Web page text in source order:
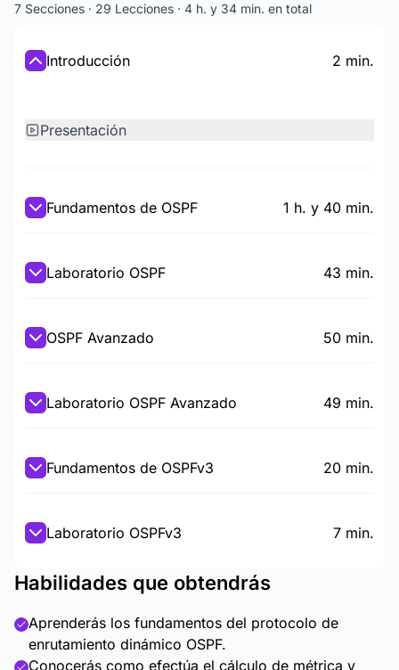
7 Secciones · 29 Lecciones · 4 h. y 34 min. en total
Introducción 2 min.
Presentación
Fundamentos de OSPF 1 h. y 40 min.
Laboratorio OSPF 43 min.
OSPF Avanzado 50 min.
Laboratorio OSPF Avanzado 49 min.
Fundamentos de OSPFv3 20 min.
Laboratorio OSPFv3 7 min.
Habilidades que obtendrás
Aprenderás los fundamentos del protocolo de
enrutamiento dinámico OSPF.
Conocerás como efectúa el cálculo de métrica y